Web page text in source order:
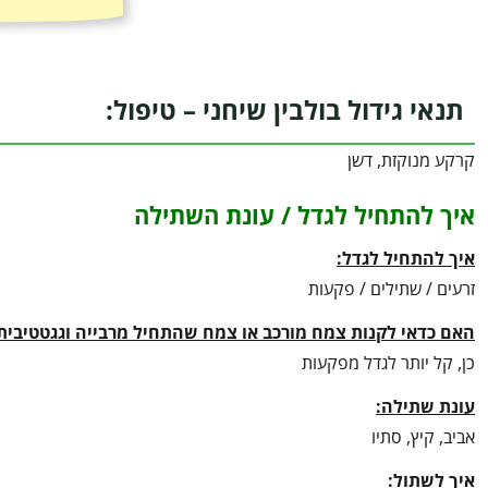
תנאי גידול בולבין שיחני – טיפול:
קרקע מנוקזת, דשן
איך להתחיל לגדל / עונת השתילה
איך להתחיל לגדל:
זרעים / שתילים / פקעות
האם כדאי לקנות צמח מורכב או צמח שהתחיל מרבייה
כן, קל יותר לגדל מפקעות
עונת שתילה:
אביב, קיץ, סתיו
איך לשתול: